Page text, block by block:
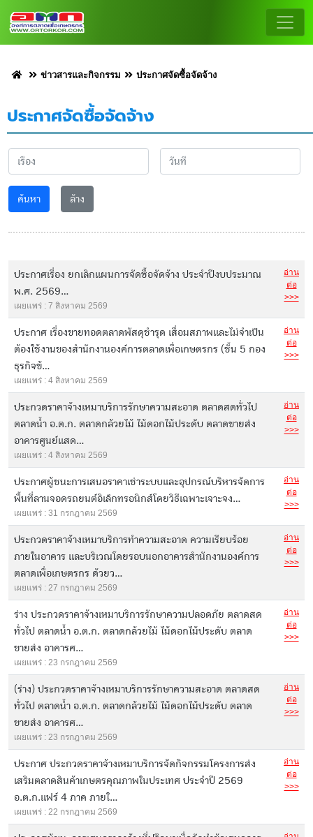
ข่าวสารและกิจกรรม ประกาศจัดซื้อจัดจ้าง
ประกาศจัดซื้อจัดจ้าง
ค้นหา ล้าง
ประกาศเรื่อง ยกเลิกแผนการจัดซื้อจัดจ้าง ประจำปีงบประมาณ
พ.ศ. 2569...
เผยแพร่ : 7 สิงหาคม 2569
อ่าน
ต่อ
>>>
ประกาศ เรื่องขายทอดตลาดพัสดุชำรุด เสื่อมสภาพและไม่จำเป็น
ต้องใช้งานของสำนักงานองค์การตลาดเพื่อเกษตรกร (ชั้น 5 กอง
ธุรกิจข้...
เผยแพร่ : 4 สิงหาคม 2569
อ่าน
ต่อ
>>>
ประกวดราคาจ้างเหมาบริการรักษาความสะอาด ตลาดสดทั่วไป
ตลาดน้ำ อ.ต.ก. ตลาดกล้วยไม้ ไม้ดอกไม้ประดับ ตลาดขายส่ง
อาคารศูนย์แสด...
เผยแพร่ : 4 สิงหาคม 2569
อ่าน
ต่อ
>>>
ประกาศผู้ชนะการเสนอราคาเช่าระบบและอุปกรณ์บริหารจัดการ
พื้นที่ลานจอดรถยนต์อิเล็กทรอนิกส์โดยวิธีเฉพาะเจาะจง...
เผยแพร่ : 31 กรกฎาคม 2569
อ่าน
ต่อ
>>>
ประกวดราคาจ้างเหมาบริการทำความสะอาด ความเรียบร้อย
ภายในอาคาร และบริเวณโดยรอบนอกอาคารสำนักงานองค์การ
ตลาดเพื่อเกษตรกร ด้วยว...
เผยแพร่ : 27 กรกฎาคม 2569
อ่าน
ต่อ
>>>
ร่าง ประกวดราคาจ้างเหมาบริการรักษาความปลอดภัย ตลาดสด
ทั่วไป ตลาดน้ำ อ.ต.ก. ตลาดกล้วยไม้ ไม้ดอกไม้ประดับ ตลาด
ขายส่ง อาคารศ...
เผยแพร่ : 23 กรกฎาคม 2569
อ่าน
ต่อ
>>>
(ร่าง) ประกวดราคาจ้างเหมาบริการรักษาความสะอาด ตลาดสด
ทั่วไป ตลาดน้ำ อ.ต.ก. ตลาดกล้วยไม้ ไม้ดอกไม้ประดับ ตลาด
ขายส่ง อาคารศ...
เผยแพร่ : 23 กรกฎาคม 2569
อ่าน
ต่อ
>>>
ประกาศ ประกวดราคาจ้างเหมาบริการจัดกิจกรรมโครงการส่ง
เสริมตลาดสินค้าเกษตรคุณภาพในประเทศ ประจำปี 2569
อ.ต.ก.แฟร์ 4 ภาค ภายใ...
เผยแพร่ : 22 กรกฎาคม 2569
อ่าน
ต่อ
>>>